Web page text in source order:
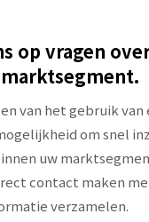
op vragen
van het gebruik
om snel
uw
contact maken
verzamelen.